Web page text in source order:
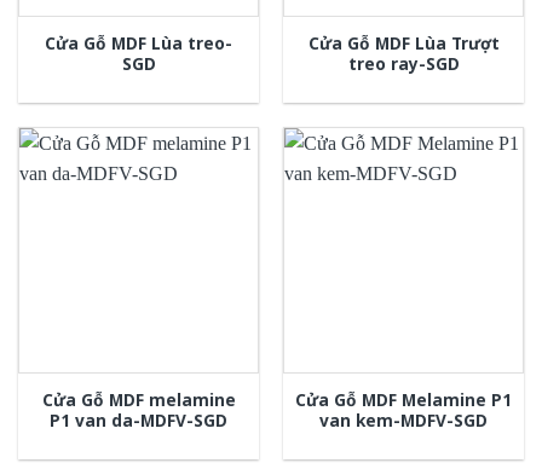
Cửa Gỗ MDF Lùa treo-
SGD
Cửa Gỗ MDF Lùa Trượt
treo ray-SGD
Cửa Gỗ MDF melamine
P1 van da-MDFV-SGD
Cửa Gỗ MDF Melamine P1
van kem-MDFV-SGD